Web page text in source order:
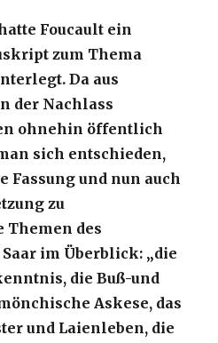
Foucault ein
zum Thema
Da aus
der Nachlass
ohnehin öffentlich
sich entschieden,
Fassung und nun auch
zu
des
im Überblick: „die
die Buß-und
Askese, das
und Laienleben, die